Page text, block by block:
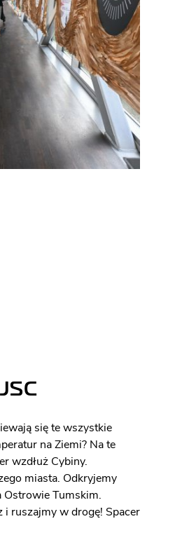
się te wszystkie
na Ziemi? Na te
wzdłuż Cybiny.
miasta. Odkryjemy
Ostrowie Tumskim.
ruszajmy w drogę! Spacer